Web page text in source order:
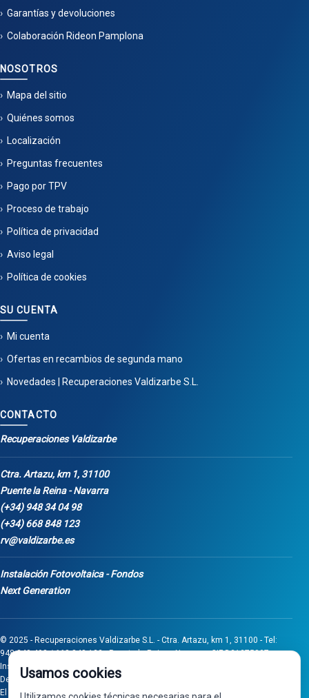
Garantías y devoluciones
Colaboración Rideon Pamplona
NOSOTROS
Mapa del sitio
Quiénes somos
Localización
Preguntas frecuentes
Pago por TPV
Proceso de trabajo
Política de privacidad
Aviso legal
Política de cookies
SU CUENTA
Mi cuenta
Ofertas en recambios de segunda mano
Novedades | Recuperaciones Valdizarbe S.L.
CONTACTO
Recuperaciones Valdizarbe
Ctra. Artazu, km 1, 31100
Puente la Reina - Navarra
(+34) 948 34 04 98
(+34) 668 848 123
rv@valdizarbe.es
Instalación Fotovoltaica - Fondos
Next Generation
© 2025 - Recuperaciones Valdizarbe S.L. - Ctra. Artazu, km 1, 31100 - Tel:
948 340 498 / 668 848 123 - Puente la Reina - Navarra - CIF B31275837.
Inscrita en el Registro Mercantil de Navarra, Tomo 32, Folio 75, Hoja 525.
Desarrollado porSeintosoft
El proyecto de inversión "0011-0558-2024-000008" ha sido subvencionado
Usamos cookies